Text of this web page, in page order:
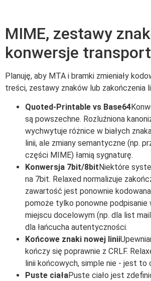
MIME, zestawy
konwersje
Planuję, aby MTA i bramki zmieniały
treści, zestawy znaków lub zakończenia
Quoted-Printable vs Base64
są powszechne. Rozluźniona
wychwytuje różnice w białych
linii, ale zmiany semantyczne (np.
części MIME) łamią sygnaturę.
Konwersja 7bit/8bit Niektóre
na 7bit. Relaxed normalizuje
zawartość jest ponownie
pomoże tylko ponowne podpisanie
miejscu docelowym (np. dla list
dla łańcucha autentyczności.
Końcowe znaki nowej linii
kończy się poprawnie z CRLF.
linii końcowych, simple nie - jest to
Puste ciałaPuste ciało jest